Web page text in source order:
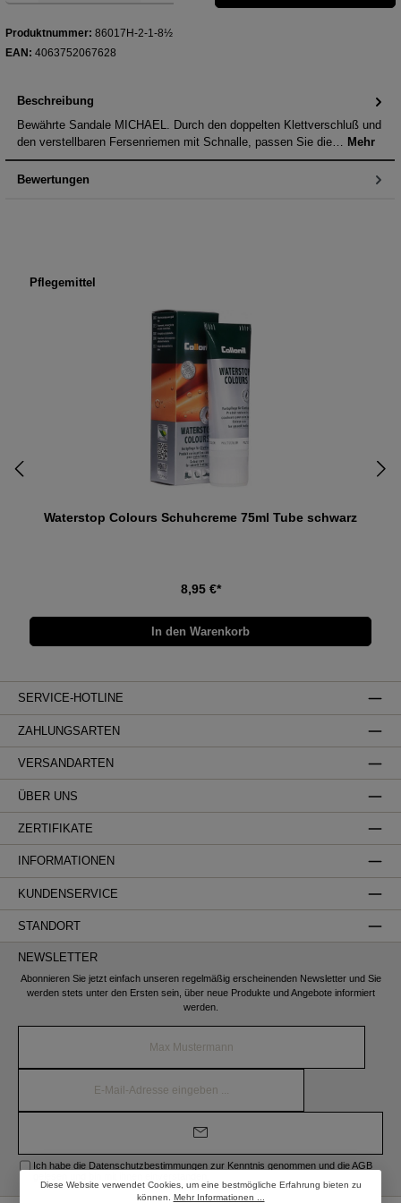
Produktnummer: 86017H-2-1-8½
EAN: 4063752067628
Beschreibung
Bewährte Sandale MICHAEL. Durch den doppelten Klettverschluß und
den verstellbaren Fersenriemen mit Schnalle, passen Sie die… Mehr
Bewertungen
Produktgalerie überspringen
Pflegemittel
Waterstop Colours Schuhcreme 75ml Tube schwarz
8,95 €*
In den Warenkorb
SERVICE-HOTLINE
ZAHLUNGSARTEN
VERSANDARTEN
ÜBER UNS
ZERTIFIKATE
INFORMATIONEN
KUNDENSERVICE
STANDORT
NEWSLETTER
Abonnieren Sie jetzt einfach unseren regelmäßig erscheinenden Newsletter und Sie
werden stets unter den Ersten sein, über neue Produkte und Angebote informiert
werden.
Mail-
Ich habe die Datenschutzbestimmungen zur Kenntnis genommen und dieAGB
Diese Website verwendet Cookies, um eine bestmögliche Erfahrung bieten zu
können. Mehr Informationen ...